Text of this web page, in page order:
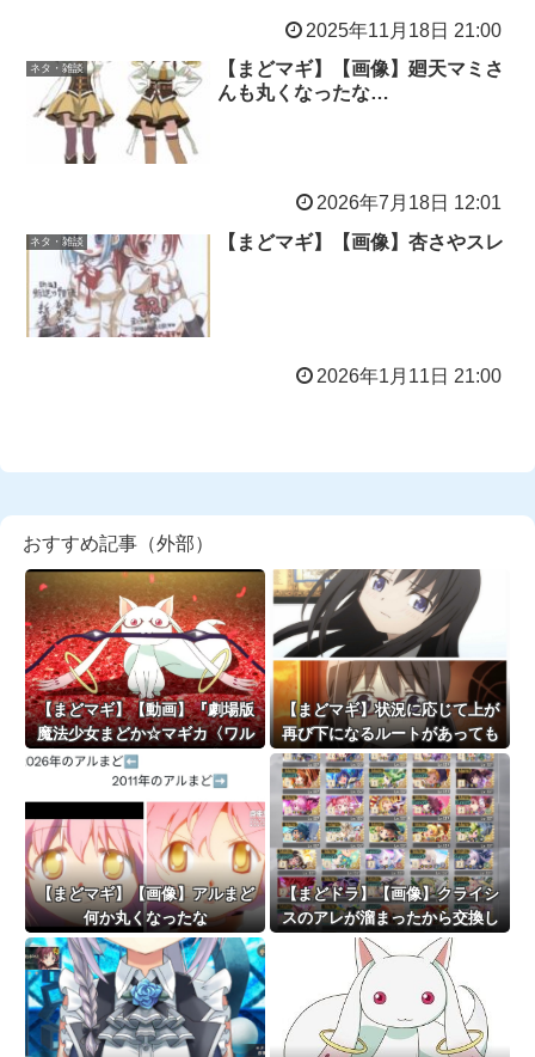
2025年11月18日 21:00
ネタ・雑談
【まどマギ】【画像】廻天マミさ
んも丸くなったな…
2026年7月18日 12:01
ネタ・雑談 【まどマギ】【画像】杏さやスレ
2026年1月11日 21:00
おすすめ記事（外部）
【まどマギ】【動画】『劇場版
魔法少女まどか☆マギカ〈ワル
プルギスの廻天〉』本予告が公
開！！！！
【まどマギ】状況に応じて上が
再び下になるルートがあっても
いいと俺は思う
【まどマギ】【画像】アルまど
何か丸くなったな
【まどドラ】【画像】クライシ
スのアレが溜まったから交換し
ようと思うけど